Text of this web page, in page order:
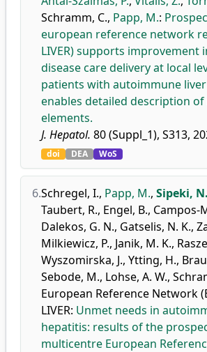
Schramm, C., Papp, M.:
european reference network
LIVER) supports improvement
disease care delivery at local
patients with autoimmune
enables detailed description
elements.
J. Hepatol. 80 (Suppl_1), S313,
doi DEA WoS
6.Schregel, I., Papp, M., Sipeki, N.
Taubert, R., Engel, B., Campos-
Dalekos, G. N., Gatselis, N. K.,
Milkiewicz, P., Janik, M. K.,
Wyszomirska, J., Ytting, H.,
Sebode, M., Lohse, A. W.,
European Reference Network
LIVER: Unmet needs in
hepatitis: results of the
multicentre European